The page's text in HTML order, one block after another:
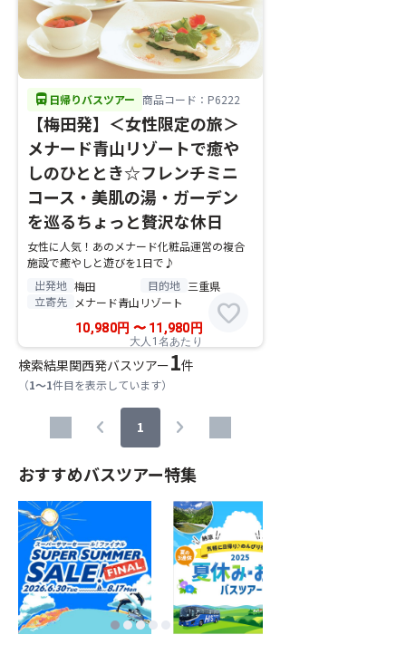
directions_bus 日帰りバスツアー 商品コード：P6222
【梅田発】＜女性限定の旅＞
メナード青山リゾートで癒や
しのひととき☆フレンチミニ
コース・美肌の湯・ガーデン
を巡るちょっと贅沢な休日
女性に人気！あのメナード化粧品運営の複合
施設で癒やしと遊びを1日で♪
出発地 梅田 目的地 三重県
立寄先
メナード青山リゾート
10,980円 〜11,980円
大人1名あたり
favorite
検索結果関西発バスツアー1件
（1～1件目を表示しています）
chevron_left 1 chevron_right
おすすめバスツアー特集